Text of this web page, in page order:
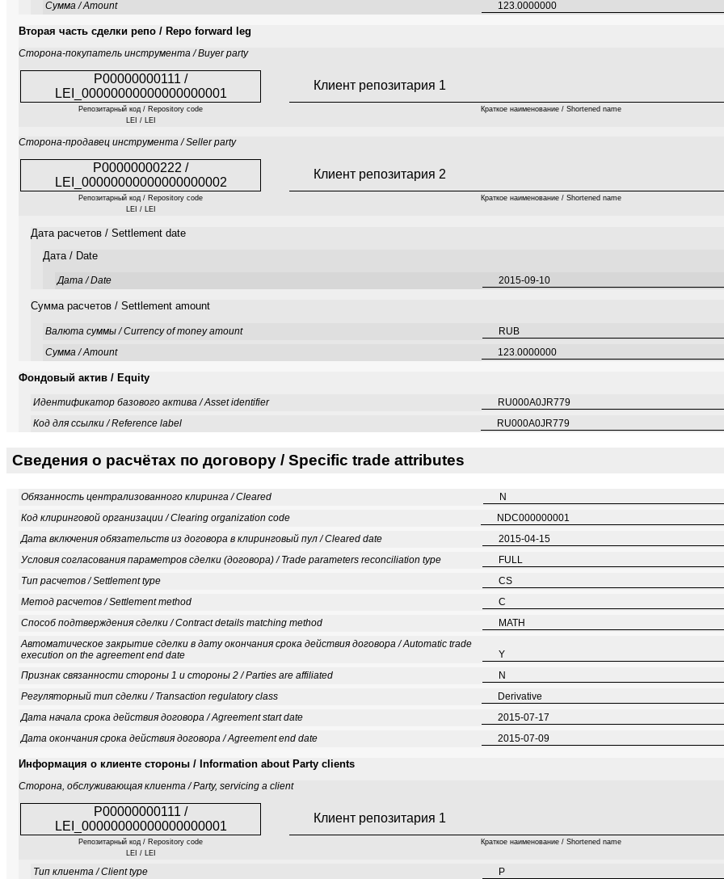
Сумма / Amount
123.0000000
Вторая часть сделки репо / Repo forward leg
Сторона-покупатель инструмента / Buyer party
P00000000111 /
LEI_00000000000000000001
Клиент репозитария 1
Репозитарный код / Repository code
Краткое наименование / Shortened name
LEI / LEI
Сторона-продавец инструмента / Seller party
P00000000222 /
LEI_00000000000000000002
Клиент репозитария 2
Репозитарный код / Repository code
Краткое наименование / Shortened name
LEI / LEI
Дата расчетов / Settlement date
Дата / Date
Дата / Date 2015-09-10
Сумма расчетов / Settlement amount
Валюта суммы / Currency of money amount
RUB
Сумма / Amount
123.0000000
Фондовый актив / Equity
Идентификатор базового актива / Asset identifier
RU000A0JR779
Код для ссылки / Reference label
RU000A0JR779
Сведения о расчётах по договору / Specific trade attributes
Обязанность централизованного клиринга / Cleared
N
Код клиринговой организации / Clearing organization code
NDC000000001
Дата включения обязательств из договора в клиринговый пул / Cleared date
2015-04-15
Условия согласования параметров сделки (договора) / Trade parameters reconciliation type
FULL
Тип расчетов / Settlement type
CS
Метод расчетов / Settlement method
C
Способ подтверждения сделки / Contract details matching method
MATH
Автоматическое закрытие сделки в дату окончания срока действия договора / Automatic trade
execution on the agreement end date
Y
Признак связанности стороны 1 и стороны 2 / Parties are affiliated
N
Регуляторный тип сделки / Transaction regulatory class
Derivative
Дата начала срока действия договора / Agreement start date
2015-07-17
Дата окончания срока действия договора / Agreement end date
2015-07-09
Информация о клиенте стороны / Information about Party clients
Сторона, обслуживающая клиента / Party, servicing a client
P00000000111 /
LEI_00000000000000000001
Клиент репозитария 1
Репозитарный код / Repository code
Краткое наименование / Shortened name
LEI / LEI
Тип клиента / Client type P